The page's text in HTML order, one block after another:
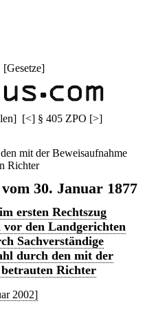
[Gesetze]
] [<] § 405 ZPO [>]
mit der Beweisaufnahme
Richter
30. Januar 1877
ersten Rechtszug
den Landgerichten
Sachverständige
durch den mit der
Richter
2002]